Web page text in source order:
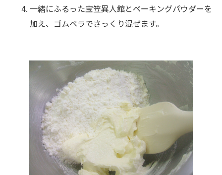
一緒にふるった宝笠異人館とベーキングパウダーを
加え、ゴムベラでさっくり混ぜます。